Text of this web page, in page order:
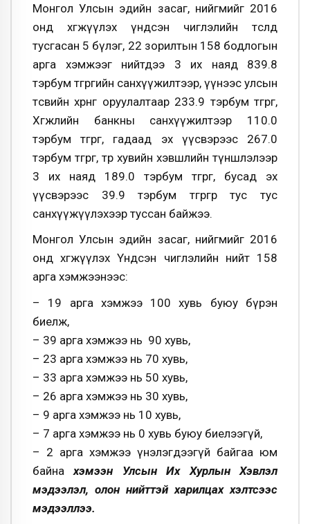
Монгол Улсын эдийн засаг, нийгмийг 2016
онд хөгжүүлэх үндсэн чиглэлийн төсөлд
тусгасан 5 бүлэг, 22 зорилтын 158 бодлогын
арга хэмжээг нийтдээ 3 их наяд 839.8
тэрбум төгрөгийн санхүүжилтээр, үүнээс улсын
төсвийн хөрөнгө оруулалтаар 233.9 тэрбум төгрөг,
Хөгжлийн банкны санхүүжилтээр 110.0
тэрбум төгрөг, гадаад эх үүсвэрээс 267.0
тэрбум төгрөг, төр хувийн хэвшлийн түншлэлээр
3 их наяд 189.0 тэрбум төгрөг, бусад эх
үүсвэрээс 39.9 тэрбум төгрөгөөр тус тус
санхүүжүүлэхээр туссан байжээ.
Монгол Улсын эдийн засаг, нийгмийг 2016
онд хөгжүүлэх Үндсэн чиглэлийн нийт 158
арга хэмжээнээс:
– 19 арга хэмжээ 100 хувь буюу бүрэн
биелж,
– 39 арга хэмжээ нь 90 хувь,
– 23 арга хэмжээ нь 70 хувь,
– 33 арга хэмжээ нь 50 хувь,
– 26 арга хэмжээ нь 30 хувь,
– 9 арга хэмжээ нь 10 хувь,
– 7 арга хэмжээ нь 0 хувь буюу биелээгүй,
– 2 арга хэмжээ үнэлэгдээгүй байгаа юм
байнахэмээн Улсын Их Хурлын Хэвлэл
мэдээлэл, олон нийттэй харилцах хэлтсээс
мэдээллээ.